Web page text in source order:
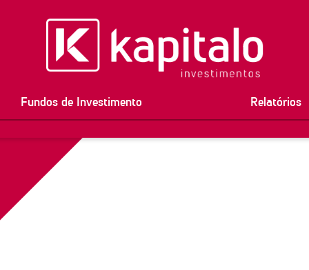
Fundos de Investimento Relatórios